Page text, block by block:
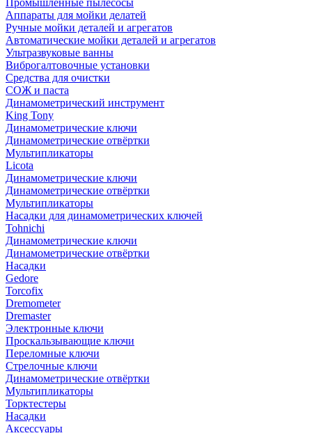
Промышленные пылесосы
Аппараты для мойки делатей
Ручные мойки деталей и агрегатов
Автоматические мойки деталей и агрегатов
Ультразвуковые ванны
Виброгалтовочные установки
Средства для очистки
СОЖ и паста
Динамометрический инструмент
King Tony
Динамометрические ключи
Динамометрические отвёртки
Мультипликаторы
Licota
Динамометрические ключи
Динамометрические отвёртки
Мультипликаторы
Насадки для динамометрических ключей
Tohnichi
Динамометрические ключи
Динамометрические отвёртки
Насадки
Gedore
Torcofix
Dremometer
Dremaster
Электронные ключи
Проскальзывающие ключи
Переломные ключи
Стрелочные ключи
Динамометрические отвёртки
Мультипликаторы
Торктестеры
Насадки
Аксессуары